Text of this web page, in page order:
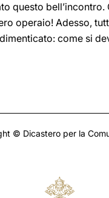
questo
operaio! Adesso,
come si
© Dicastero per la